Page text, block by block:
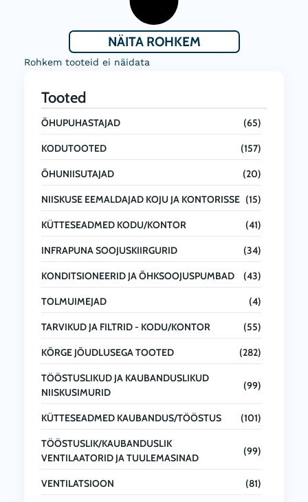
NÄITA ROHKEM
Rohkem tooteid ei näidata
Tooted
ÕHUPUHASTAJAD (65)
KODUTOOTED (157)
ÕHUNIISUTAJAD (20)
NIISKUSE EEMALDAJAD KOJU JA KONTORISSE (15)
KÜTTESEADMED KODU/KONTOR (41)
INFRAPUNA SOOJUSKIIRGURID (34)
KONDITSIONEERID JA ÕHKSOOJUSPUMBAD (43)
TOLMUIMEJAD (4)
TARVIKUD JA FILTRID - KODU/KONTOR (55)
KÕRGE JÕUDLUSEGA TOOTED (282)
TÖÖSTUSLIKUD JA KAUBANDUSLIKUD
NIISKUSIMURID
(99)
KÜTTESEADMED KAUBANDUS/TÖÖSTUS (101)
TÖÖSTUSLIK/KAUBANDUSLIK
VENTILAATORID JA TUULEMASINAD
(99)
VENTILATSIOON (81)